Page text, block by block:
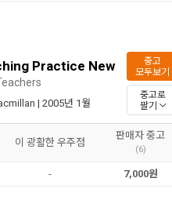
Practice New
| 2005년 1월
중고
모두보기
중고로
팔기
이 광활한 우주점
판매자 중고
(6)
- 7,000원